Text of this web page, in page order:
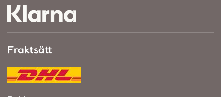
Fraktsätt